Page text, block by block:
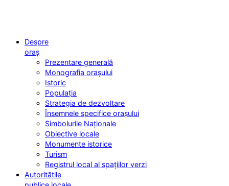
Despre
oraș
Prezentare generală
Monografia orașului
Istoric
Populația
Strategia de dezvoltare
Însemnele specifice orașului
Simbolurile Naționale
Obiective locale
Monumente istorice
Turism
Registrul local al spațiilor verzi
Autoritățile